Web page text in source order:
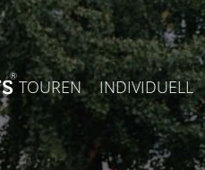
TOUREN INDIVIDUELL